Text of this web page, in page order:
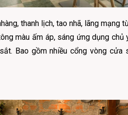
thanh lịch, tao nhã, lãng mạng
màu ấm áp, sáng ứng dụng chủ
Bao gồm nhiều cổng vòng cửa